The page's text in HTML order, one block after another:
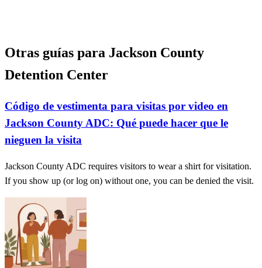
Otras guías para Jackson County
Detention Center
Código de vestimenta para visitas por video en
Jackson County ADC: Qué puede hacer que le
nieguen la visita
Jackson County ADC requires visitors to wear a shirt for visitation.
If you show up (or log on) without one, you can be denied the visit.